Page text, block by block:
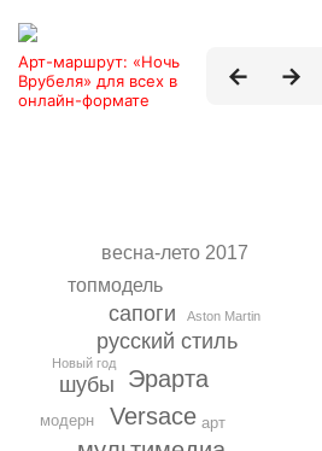
Арт-маршрут: «Ночь
Врубеля» для всех в
онлайн-формате
Versace
Эрарта
русский стиль
шубы
сапоги
топмодель
весна-лето 2017
арт
модерн
Новый год
Aston Martin